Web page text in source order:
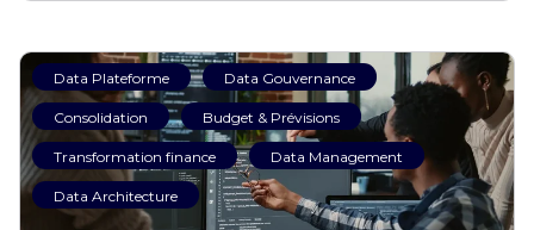
Data Plateforme Data Gouvernance
Consolidation Budget & Prévisions
Transformation finance Data Management
Data Architecture